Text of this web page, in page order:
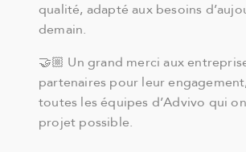
qualité, adapté aux besoins
demain.
🤝🏼 Un grand merci aux
partenaires pour leur
toutes les équipes d’Advivo qui
projet possible.